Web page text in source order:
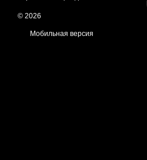
© 2026
Мобильная версия